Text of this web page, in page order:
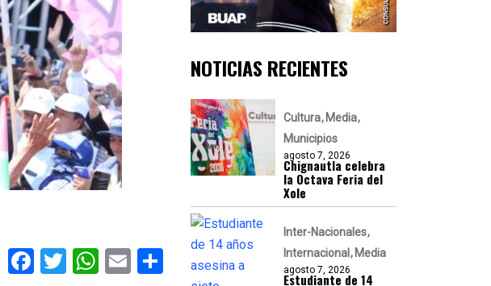
Facebook
Twitter
WhatsApp
EmailCompartir
NOTICIAS RECIENTES
Cultura Media
Municipios
agosto 7, 2026
Chignautla celebra
la Octava Feria del
Xole
Inter-Nacionales
Internacional
Media
agosto 7, 2026
Estudiante de 14